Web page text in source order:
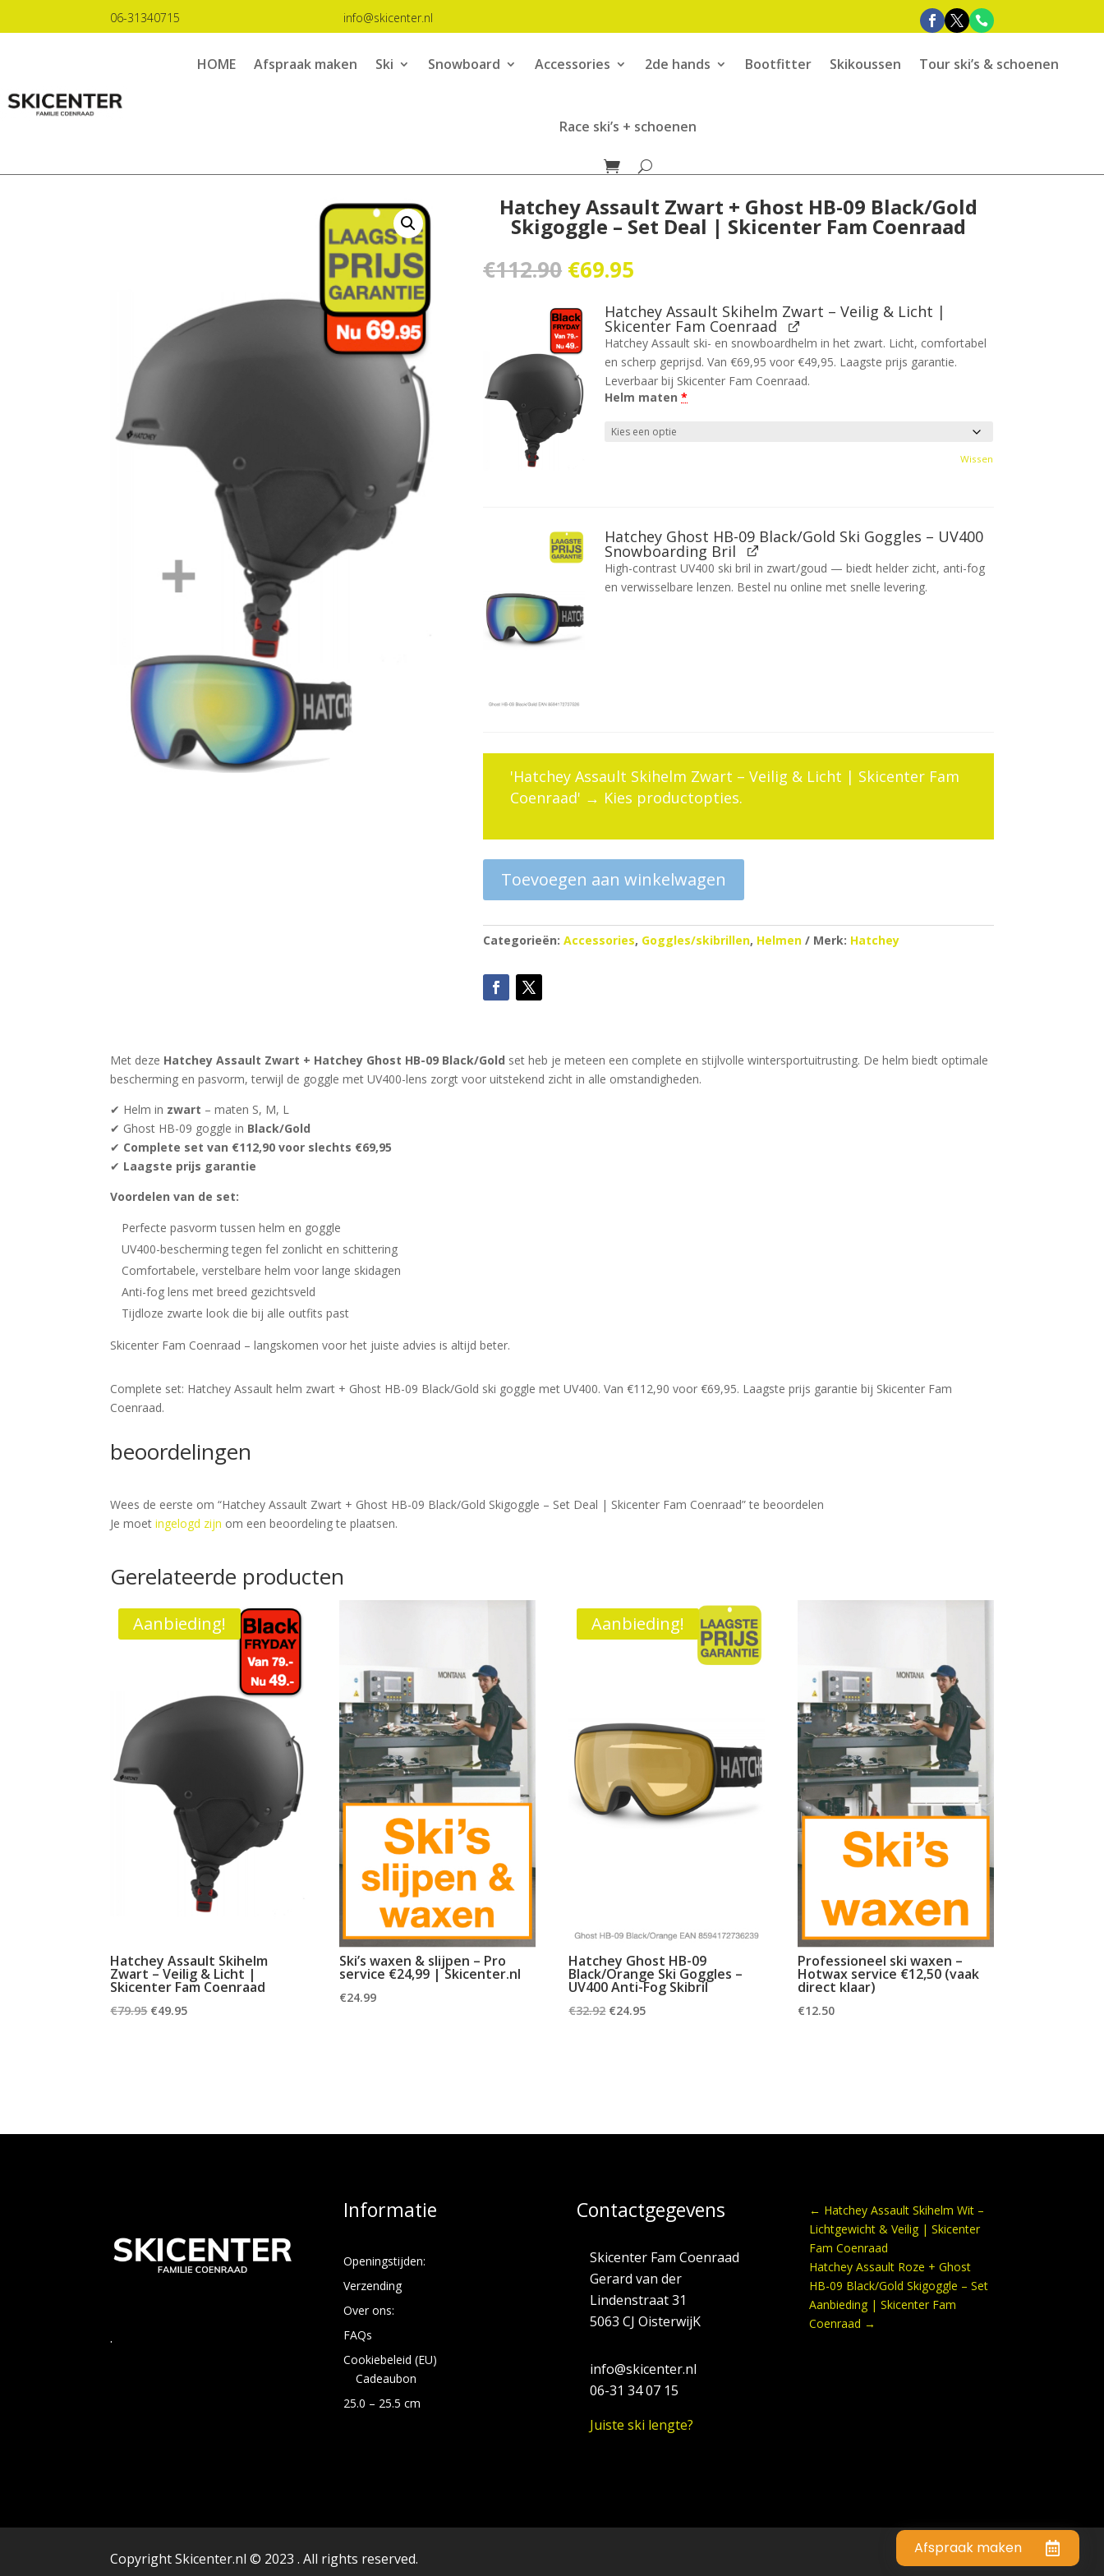
Afspraak maken
06-31340715 info@skicenter.nl
HOME Afspraak maken Ski Snowboard Accessories 2de hands Bootfitter Skikoussen Tour ski’s & schoenen
Race ski’s + schoenen
Hatchey Assault Zwart + Ghost HB-09 Black/Gold
Skigoggle – Set Deal | Skicenter Fam Coenraad
€112.90 Oorspronkelijke
prijs
was:
€112.90.
€69.95
is:
€69.95.
Hatchey Assault Skihelm Zwart – Veilig & Licht |
Skicenter Fam Coenraad
Hatchey Assault ski- en snowboardhelm in het zwart. Licht, comfortabel
en scherp geprijsd. Van €69,95 voor €49,95. Laagste prijs garantie.
Leverbaar bij Skicenter Fam Coenraad.
Helm maten*
Wissen
Hatchey Ghost HB-09 Black/Gold Ski Goggles – UV400
Snowboarding Bril
High-contrast UV400 ski bril in zwart/goud — biedt helder zicht, anti-fog
en verwisselbare lenzen. Bestel nu online met snelle levering.
'Hatchey Assault Skihelm Zwart – Veilig & Licht | Skicenter Fam
Coenraad' → Kies productopties.
Toevoegen aan winkelwagen
Categorieën:Accessories, Goggles/skibrillen, Helmen Merk: Hatchey
Met deze Hatchey Assault Zwart + Hatchey Ghost HB-09 Black/Gold set heb je meteen een complete en stijlvolle wintersportuitrusting. De helm biedt optimale
bescherming en pasvorm, terwijl de goggle met UV400-lens zorgt voor uitstekend zicht in alle omstandigheden.
✔ Helm in zwart – maten S, M, L
✔ Ghost HB-09 goggle in Black/Gold
✔ Complete set van €112,90 voor slechts €69,95
✔ Laagste prijs garantie
Voordelen van de set:
Perfecte pasvorm tussen helm en goggle
UV400-bescherming tegen fel zonlicht en schittering
Comfortabele, verstelbare helm voor lange skidagen
Anti-fog lens met breed gezichtsveld
Tijdloze zwarte look die bij alle outfits past
Skicenter Fam Coenraad – langskomen voor het juiste advies is altijd beter.
Complete set: Hatchey Assault helm zwart + Ghost HB-09 Black/Gold ski goggle met UV400. Van €112,90 voor €69,95. Laagste prijs garantie bij Skicenter Fam
Coenraad.
beoordelingen
Wees de eerste om “Hatchey Assault Zwart + Ghost HB-09 Black/Gold Skigoggle – Set Deal | Skicenter Fam Coenraad” te beoordelen
Je moetingelogd zijn om een beoordeling te plaatsen.
Gerelateerde producten
Aanbieding!
Hatchey Assault Skihelm
Zwart – Veilig & Licht |
Skicenter Fam Coenraad
€79.95 Oorspronkelijke
€49.95Huidige
Ski’s waxen & slijpen – Pro
service €24,99 | Skicenter.nl
€24.99
Aanbieding!
Hatchey Ghost HB-09
Black/Orange Ski Goggles –
UV400 Anti-Fog Skibril
€32.92 Oorspronkelijke
€24.95Huidige
Professioneel ski waxen –
Hotwax service €12,50 (vaak
direct klaar)
€12.50
.
Informatie
Openingstijden:
Verzending
Over ons:
FAQs
Cookiebeleid (EU)
Cadeaubon
25.0 – 25.5 cm
Contactgegevens
Skicenter Fam Coenraad
Gerard van der
Lindenstraat 31
5063 CJ OisterwijK
info@skicenter.nl
06-31 34 07 15
Juiste ski lengte?
← Hatchey Assault Skihelm Wit –
Lichtgewicht & Veilig | Skicenter
Fam Coenraad
Hatchey Assault Roze + Ghost
HB-09 Black/Gold Skigoggle – Set
Aanbieding | Skicenter Fam
Coenraad →
Copyright Skicenter.nl © 2023 . All rights reserved.